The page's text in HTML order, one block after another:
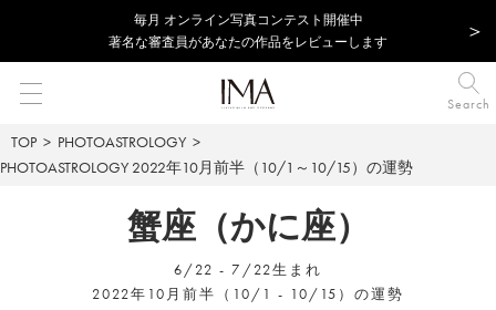
毎⽉ オンライン写真コンテスト開催中
著名な審査員があなたの作品をレビューします
Search
TOP
PHOTOASTROLOGY
PHOTOASTROLOGY 2022年10月前半（10/1～10/15）の運勢
蟹座（かに座）
6/22 - 7/22生まれ
2022年10月前半（10/1 - 10/15）の運勢